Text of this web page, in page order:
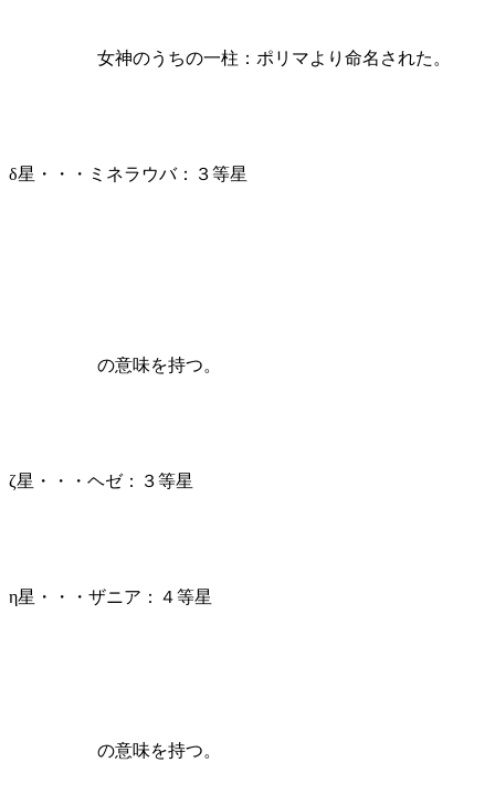
女神のうちの一柱：ポリマより命名された。
δ星・・・ミネラウバ：３等星
の意味を持つ。
ζ星・・・ヘゼ：３等星
η星・・・ザニア：４等星
の意味を持つ。